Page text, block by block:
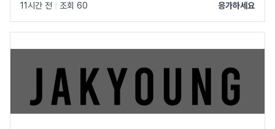
11시간 전 조회 60 응가하세요